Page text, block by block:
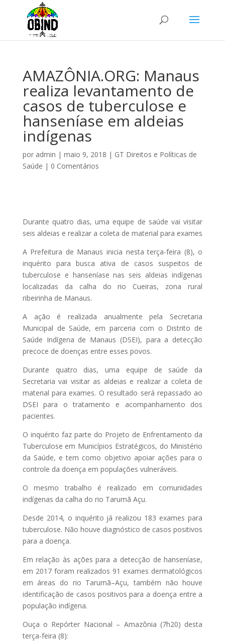
AMAZÔNIA.ORG: Manaus
realiza levantamento de
casos de tuberculose e
hanseníase em aldeias
indígenas
por admin | maio 9, 2018 | GT Direitos e Políticas de
Saúde | 0 Comentários
Durante quatro dias, uma equipe de saúde vai visitar
seis aldeias e realizar a coleta de material para exames
A Prefeitura de Manaus inicia nesta terça-feira (8), o
inquérito para busca ativa de casos suspeitos de
tuberculose e hanseníase nas seis aldeias indígenas
localizadas da calha do rio Cueiras, zona rural
ribeirinha de Manaus.
A ação é realizada anualmente pela Secretaria
Municipal de Saúde, em parceria com o Distrito de
Saúde Indígena de Manaus (DSEI), para a detecção
precoce de doenças entre esses povos.
Durante quatro dias, uma equipe de saúde da
Secretaria vai visitar as aldeias e realizar a coleta de
material para exames. O resultado será repassado ao
DSEI para o tratamento e acompanhamento dos
pacientes.
O inquérito faz parte do Projeto de Enfrentamento da
Tuberculose em Municípios Estratégicos, do Ministério
da Saúde, e tem como objetivo apoiar ações para o
controle da doença em populações vulneráveis.
O mesmo trabalho é realizado em comunidades
indígenas da calha do rio Tarumã Açu.
Desde 2014, o inquérito já realizou 183 exames para
tuberculose. Não houve diagnóstico de casos positivos
para a doença.
Em relação às ações para a detecção de hanseníase,
em 2017 foram realizados 91 exames dermatológicos
em áreas do rio Tarumã–Açu, também não houve
identificação de casos positivos para a doença entre a
população indígena.
Ouça o Repórter Nacional – Amazônia (7h20) desta
terça-feira (8):